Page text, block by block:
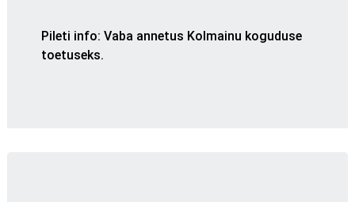
Pileti info: Vaba annetus Kolmainu koguduse
toetuseks.